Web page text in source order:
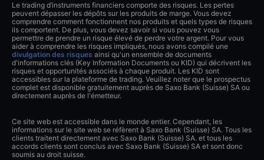
Le trading d’instruments financiers comporte des risques. Les pertes
peuvent dépasser les dépôts sur les produits de marge. Vous devez
comprendre comment fonctionnent nos produits et quels types de risques
ils comportent. De plus, vous devez savoir si vous pouvez vous
permettre de prendre un risque élevé de perdre votre argent. Pour vous
aider à comprendre les risques impliqués, nous avons compilé une
divulgation des risques ainsi qu'un ensemble de documents
d'informations clés (Key Information Documents ou KID) qui décrivent les
risques et opportunités associés à chaque produit. Les KID sont
accessibles sur la plateforme de trading. Veuillez noter que le prospectus
complet est disponible gratuitement auprès de Saxo Bank (Suisse) SA ou
directement auprès de l'émetteur.
Ce site web est accessible dans le monde entier. Cependant, les
informations sur le site web se réfèrent à Saxo Bank (Suisse) SA. Tous les
clients traitent directement avec Saxo Bank (Suisse) SA. et tous les
accords clients sont conclus avec Saxo Bank (Suisse) SA et sont donc
soumis au droit suisse.